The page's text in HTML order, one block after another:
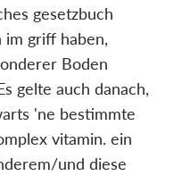
gesetzbuch
griff haben,
Boden
gelte auch danach,
'ne bestimmte
vitamin. ein
und diese